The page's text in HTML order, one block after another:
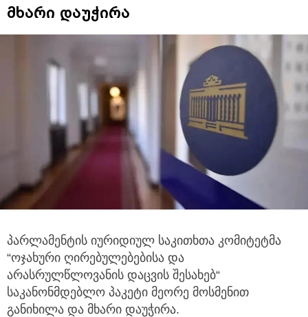
მხარი დაუჭირა
პარლამენტის იურიდიულ საკითხთა კომიტეტმა
“ოჯახური ღირებულებებისა და
არასრულწლოვანის დაცვის შესახებ“
საკანონმდებლო პაკეტი მეორე მოსმენით
განიხილა და მხარი დაუჭირა.